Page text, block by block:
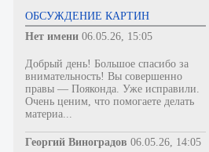
ОБСУЖДЕНИЕ КАРТИН
Нет имени 06.05.26, 15:05
Добрый день! Большое спасибо за
внимательность! Вы совершенно
правы — Пояконда. Уже исправили.
Очень ценим, что помогаете делать
материа...
Георгий Виноградов 06.05.26, 14:05